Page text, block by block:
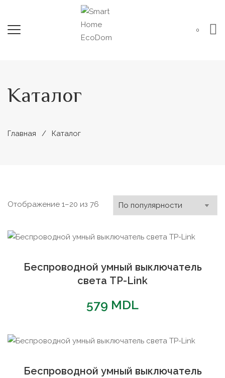
0
Каталог
Главная Каталог
Отображение 1–20 из 76 Сортировка:
Беспроводной умный выключатель
света TP-Link
579 MDL
Беспроводной умный выключатель